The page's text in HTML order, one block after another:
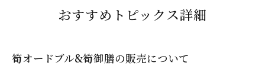
おすすめトピックス詳細
筍オードブル&筍御膳の販売について